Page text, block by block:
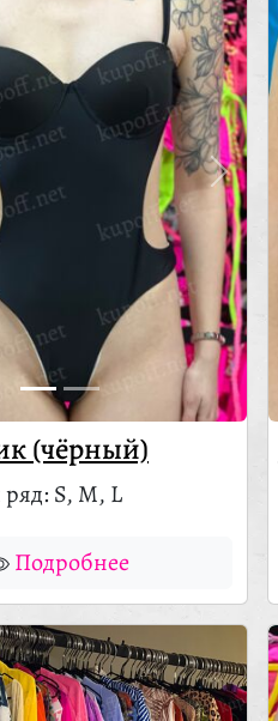
(чёрный)
S, M, L
Подробнее